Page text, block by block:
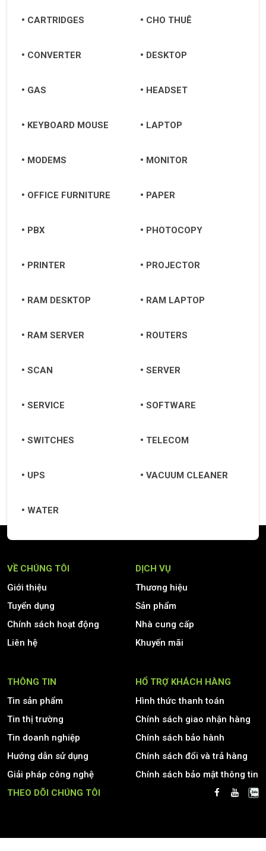
Nghệ An
Phan Rang-Tháp Chàm
Nha Trang
Pleiku
Đà Nẵng
Quảng Nam
CARTRIDGES CHO THUÊ
CONVERTER DESKTOP
GAS HEADSET
KEYBOARD MOUSE LAPTOP
MODEMS MONITOR
OFFICE FURNITURE PAPER
PBX PHOTOCOPY
PRINTER PROJECTOR
RAM DESKTOP RAM LAPTOP
RAM SERVER ROUTERS
SCAN SERVER
SERVICE SOFTWARE
SWITCHES TELECOM
UPS VACUUM CLEANER
WATER
VỀ CHÚNG TÔI
Giới thiệu
Tuyển dụng
Chính sách hoạt động
Liên hệ
DỊCH VỤ
Thương hiệu
Sản phẩm
Nhà cung cấp
Khuyến mãi
THÔNG TIN
Tin sản phẩm
Tin thị trường
Tin doanh nghiệp
Hướng dẫn sử dụng
Giải pháp công nghệ
HỔ TRỢ KHÁCH HÀNG
Hình thức thanh toán
Chính sách giao nhận hàng
Chính sách bảo hành
Chính sách đổi và trả hàng
Chính sách bảo mật thông tin
THEO DÕI CHÚNG TÔI